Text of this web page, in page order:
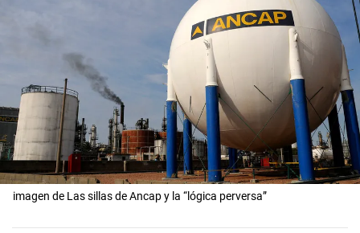
imagen de Las sillas de Ancap y la “lógica perversa”